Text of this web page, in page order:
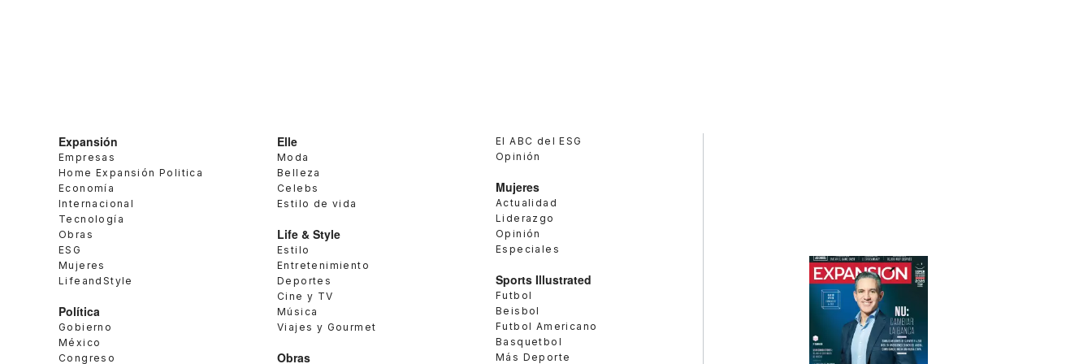
Expansión
Empresas
Home Expansión Politica
Economía
Internacional
Tecnología
Obras
ESG
Mujeres
LifeandStyle
Política
Gobierno
México
Congreso
Elle
Moda
Belleza
Celebs
Estilo de vida
Life & Style
Estilo
Entretenimiento
Deportes
Cine y TV
Música
Viajes y Gourmet
Obras
El ABC del ESG
Opinión
Mujeres
Actualidad
Liderazgo
Opinión
Especiales
Sports Illustrated
Futbol
Beisbol
Futbol Americano
Basquetbol
Más Deporte